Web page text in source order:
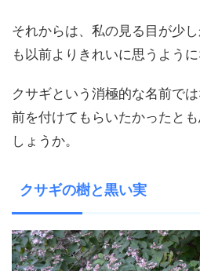
それからは、私の見る目が少
も以前よりきれいに思うよう
クサギという消極的な名前で
前を付けてもらいたかったと
しょうか。
クサギの樹と黒い実